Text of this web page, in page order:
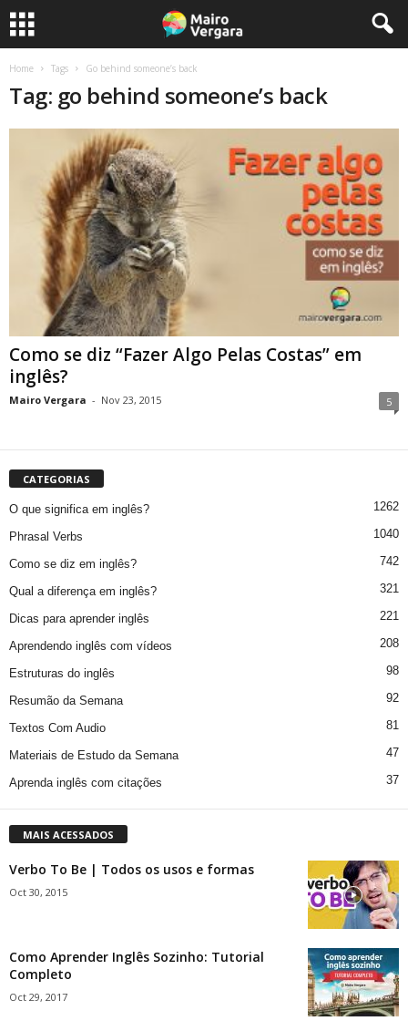
Home Tags Go behind someone’s back
Tag: go behind someone’s back
Como se diz “Fazer Algo Pelas Costas” em
inglês?
Mairo Vergara - Nov 23, 2015 5
CATEGORIAS
O que significa em inglês? 1262
Phrasal Verbs 1040
Como se diz em inglês? 742
Qual a diferença em inglês? 321
Dicas para aprender inglês 221
Aprendendo inglês com vídeos 208
Estruturas do inglês 98
Resumão da Semana 92
Textos Com Audio 81
Materiais de Estudo da Semana 47
Aprenda inglês com citações 37
MAIS ACESSADOS
Verbo To Be | Todos os usos e formas
Oct 30, 2015
Como Aprender Inglês Sozinho: Tutorial
Completo
Oct 29, 2017